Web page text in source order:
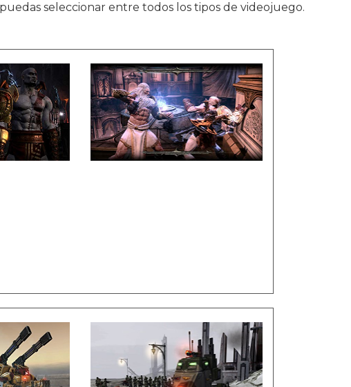
seleccionar entre todos los tipos de videojuego.